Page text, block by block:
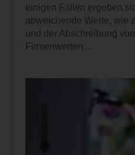
einigen Fällen ergeben
abweichende Werte, wie
und der Abschreibung
Firmenwerten....